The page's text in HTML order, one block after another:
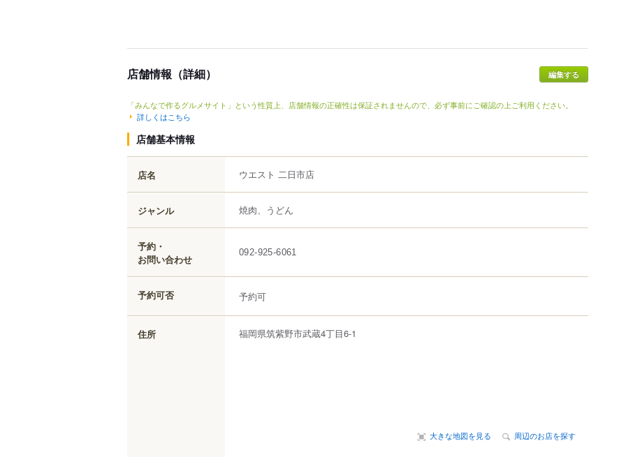
店舗情報（詳細）
「みんなで作るグルメサイト」という性質上、店舗情報の正確性は保証されませんので、必ず事前にご確認の上ご利用ください。
詳しくはこちら
店舗基本情報
店名 ウエスト 二日市店
ジャンル 焼肉、うどん
予約・
お問い合わせ
092-925-6061
予約可否 予約可
住所 福岡県筑紫野市武蔵4丁目6-1
大きな地図を見る 周辺のお店を探す